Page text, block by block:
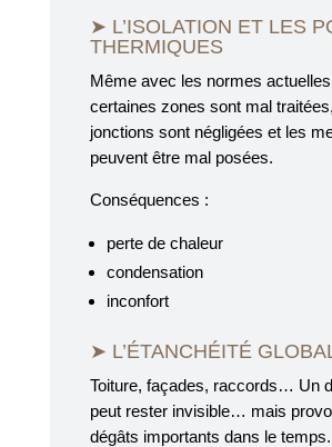
➤ L’ISOLATION ET LES
THERMIQUES
Même avec les normes
certaines zones sont mal
jonctions sont négligées et les
peuvent être mal posées.
Conséquences :
perte de chaleur
condensation
inconfort
➤ L’ÉTANCHÉITÉ
Toiture, façades, raccords… Un
peut rester invisible… mais
dégâts importants dans le temps.